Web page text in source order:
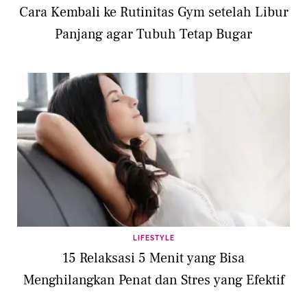
Cara Kembali ke Rutinitas Gym setelah Libur
Panjang agar Tubuh Tetap Bugar
LIFESTYLE
15 Relaksasi 5 Menit yang Bisa
Menghilangkan Penat dan Stres yang Efektif